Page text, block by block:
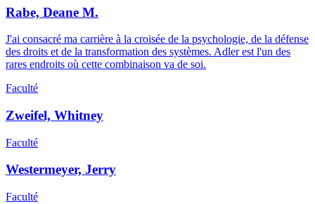
Rabe, Deane M.
J'ai consacré ma carrière à la croisée de la psychologie, de la défense
des droits et de la transformation des systèmes. Adler est l'un des
rares endroits où cette combinaison va de soi.
Faculté
Zweifel, Whitney
Faculté
Westermeyer, Jerry
Faculté